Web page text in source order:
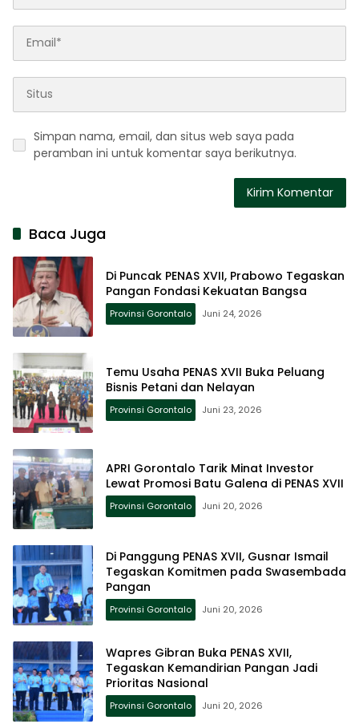
Simpan nama, email, dan situs web saya pada
peramban ini untuk komentar saya berikutnya.
Baca Juga
Di Puncak PENAS XVII, Prabowo Tegaskan
Pangan Fondasi Kekuatan Bangsa
Provinsi Gorontalo Juni 24, 2026
Temu Usaha PENAS XVII Buka Peluang
Bisnis Petani dan Nelayan
Provinsi Gorontalo Juni 23, 2026
APRI Gorontalo Tarik Minat Investor
Lewat Promosi Batu Galena di PENAS XVII
Provinsi Gorontalo Juni 20, 2026
Di Panggung PENAS XVII, Gusnar Ismail
Tegaskan Komitmen pada Swasembada
Pangan
Provinsi Gorontalo Juni 20, 2026
Wapres Gibran Buka PENAS XVII,
Tegaskan Kemandirian Pangan Jadi
Prioritas Nasional
Provinsi Gorontalo Juni 20, 2026